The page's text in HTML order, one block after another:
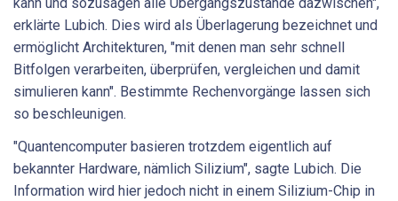
erklärte Lubich. Dies wird als Überlagerung bezeichnet und
ermöglicht Architekturen, "mit denen man sehr schnell
Bitfolgen verarbeiten, überprüfen, vergleichen und damit
simulieren kann". Bestimmte Rechenvorgänge lassen sich
so beschleunigen.
"Quantencomputer basieren trotzdem eigentlich auf
bekannter Hardware, nämlich Silizium", sagte Lubich. Die
Information wird hier jedoch nicht in einem Silizium-Chip in